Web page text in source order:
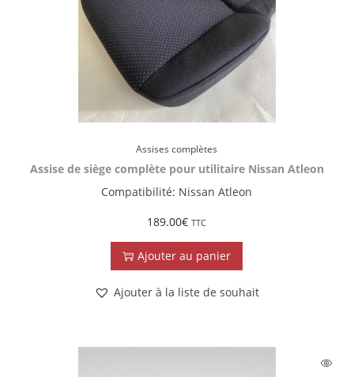
Assises complètes
Assise de siège complète pour utilitaire Nissan Atleon
Compatibilité: Nissan Atleon
189.00€ TTC
Ajouter au panier
Ajouter à la liste de souhait